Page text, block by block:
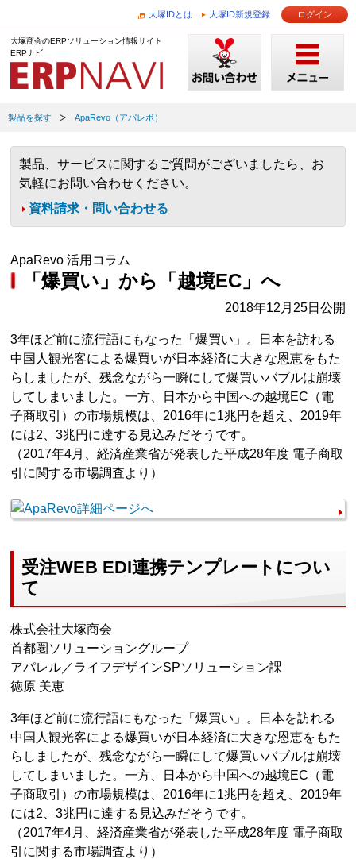
大塚IDとは 大塚ID新規登録 ログイン
大塚商会のERPソリューション情報サイト
ERPナビ
製品を探す ApaRevo（アパレボ）
製品、サービスに関するご質問がございましたら、お
気軽にお問い合わせください。
資料請求・問い合わせる
ApaRevo 活用コラム
「爆買い」から「越境EC」へ
2018年12月25日公開
3年ほど前に流行語にもなった「爆買い」。日本を訪れる
中国人観光客による爆買いが日本経済に大きな恩恵をもた
らしましたが、残念ながら一瞬にして爆買いバブルは崩壊
してしまいました。一方、日本から中国への越境EC（電
子商取引）の市場規模は、2016年に1兆円を超え、2019年
には2、3兆円に達する見込みだそうです。
（2017年4月、経済産業省が発表した平成28年度 電子商取
引に関する市場調査より）
受注WEB EDI連携テンプレートについ
て
株式会社大塚商会
首都圏ソリューショングループ
アパレル／ライフデザインSPソリューション課
徳原 美恵
3年ほど前に流行語にもなった「爆買い」。日本を訪れる
中国人観光客による爆買いが日本経済に大きな恩恵をもた
らしましたが、残念ながら一瞬にして爆買いバブルは崩壊
してしまいました。一方、日本から中国への越境EC（電
子商取引）の市場規模は、2016年に1兆円を超え、2019年
には2、3兆円に達する見込みだそうです。
（2017年4月、経済産業省が発表した平成28年度 電子商取
引に関する市場調査より）